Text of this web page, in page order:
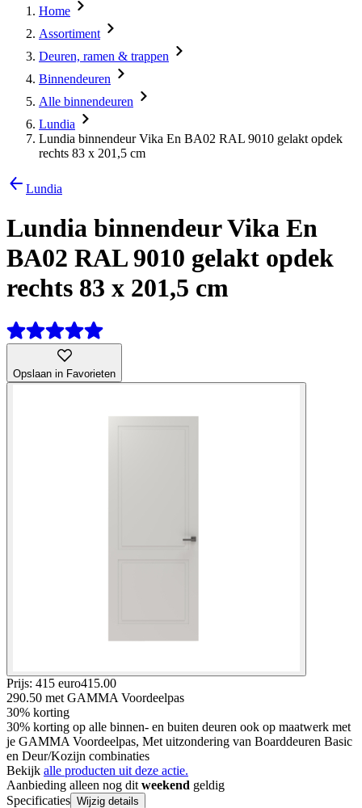
Home
Assortiment
Deuren, ramen & trappen
Binnendeuren
Alle binnendeuren
Lundia
Lundia binnendeur Vika En BA02 RAL 9010 gelakt opdek
rechts 83 x 201,5 cm
Lundia
Lundia binnendeur Vika En
BA02 RAL 9010 gelakt opdek
rechts 83 x 201,5 cm
Opslaan in Favorieten
Prijs: 415 euro415.00
290.50 met GAMMA Voordeelpas
30% korting
30% korting op alle binnen- en buiten deuren ook op maatwerk met
je GAMMA Voordeelpas, Met uitzondering van Boarddeuren Basic
en Deur/Kozijn combinaties
Bekijk alle producten uit deze actie.
Aanbieding alleen nog dit weekend geldig
Specificaties Wijzig details